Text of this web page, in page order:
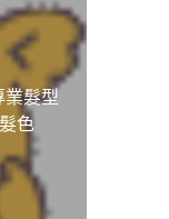
業髮型
色